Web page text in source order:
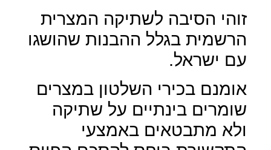
זוהי הסיבה לשתיקה המצרית
הרשמית בגלל ההבנות שהושגו
עם ישראל.
אומנם בכירי השלטון במצרים
שומרים בינתיים על שתיקה
ולא מתבטאים באמצעי